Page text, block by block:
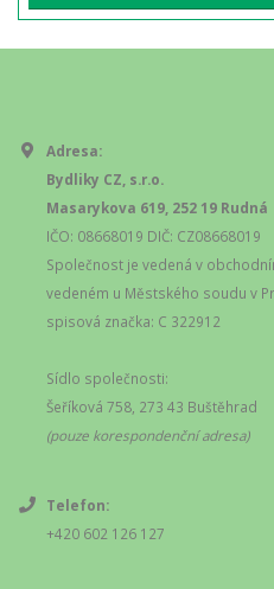
Adresa:
Bydliky CZ, s.r.o.
Masarykova 619, 252 19 Rudná
IČO: 08668019 DIČ: CZ08668019
Společnost je vedená v
vedeném u Městského soudu v
spisová značka: C 322912
Sídlo společnosti:
Šeříková 758, 273 43 Buštěhrad
(pouze korespondenční adresa)
Telefon:
+420 602 126 127